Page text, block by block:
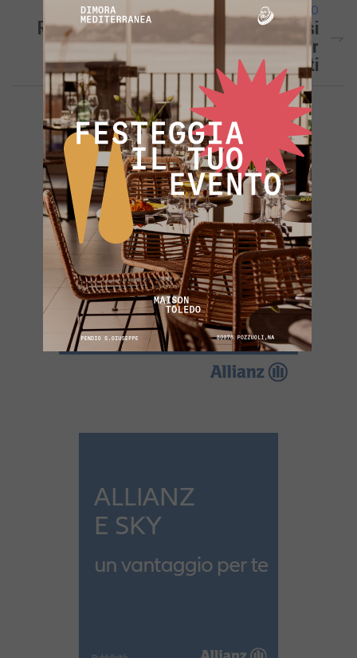
ARTICOLO SUCCESSIVO
Rotary Campi Flegrei Ed Istituto Pergolesi
Di Pozzuoli Danno Vita All’Interact Per
Giovani Studenti